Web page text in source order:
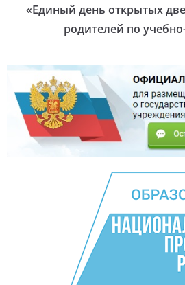
«Единый день открытых
родителей по